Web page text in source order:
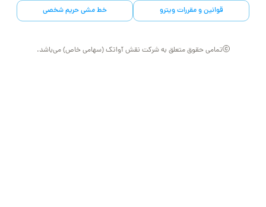
قوانین و مقررات ویترو خط مشی حریم شخصی
تمامی حقوق متعلق به شرکت نقش آواتک (سهامی خاص) می‌باشد.